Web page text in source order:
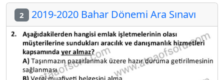
2 2019-2020 Bahar Dönemi Ara Sınavı